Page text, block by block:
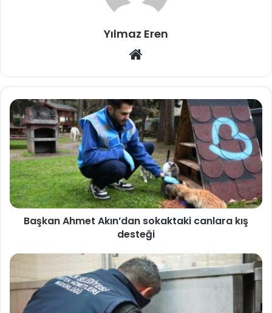
Yılmaz Eren
Başkan Ahmet Akın’dan sokaktaki canlara kış
desteği